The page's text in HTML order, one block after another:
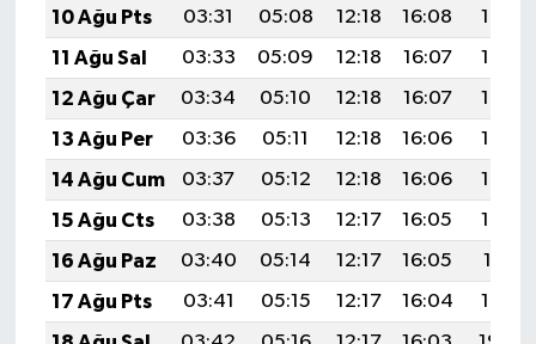
10 Ağu Pts
03:31 05:08 12:18 16:08
19:19
11 Ağu Sal
03:33 05:09 12:18 16:07
19:17
12 Ağu Çar
03:34 05:10 12:18 16:07
19:16
13 Ağu Per
03:36 05:11 12:18 16:06
19:15
14 Ağu Cum
03:37 05:12 12:18 16:06
19:14
15 Ağu Cts
03:38 05:13 12:17 16:05
19:12
16 Ağu Paz
03:40 05:14 12:17 16:05
19:11
17 Ağu Pts
03:41 05:15 12:17 16:04
19:10